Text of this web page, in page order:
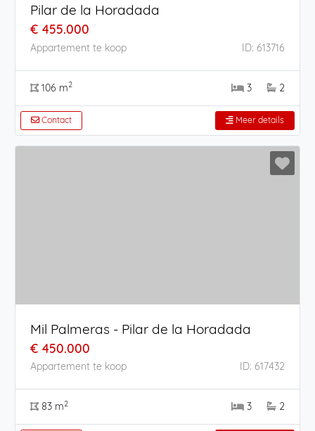
Pilar de la Horadada
€ 455.000
Appartement te koop ID: 613716
106 m2 3 2
Contact Meer details
Mil Palmeras - Pilar de la Horadada
€ 450.000
Appartement te koop ID: 617432
83 m2 3 2